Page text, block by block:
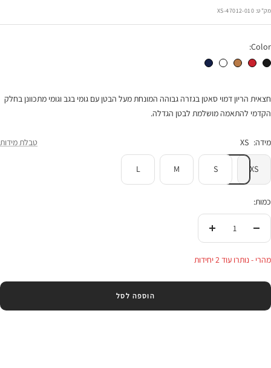
בהנחה
מק"ט: 47012-010-XS
Color:
חצאית הריון דידי שחורחצאית הריון דידי אדום סוכריהחצאית הריון דידי נחושתחצאית הריון דידי לבן חצאית הריון דידי נייבי
חצאית הריון דמוי סאטן בגזרה גבוהה המונחת מעל הבטן עם גומי בגב וגומי מתכוונן בחלק
הקדמי להתאמה מושלמת לבטן הגדלה.
מידה: XS טבלת מידות
XS
S
M
L
כמות:
העלי
מהרי - נותרו עוד 2 יחידות
הוספה לסל